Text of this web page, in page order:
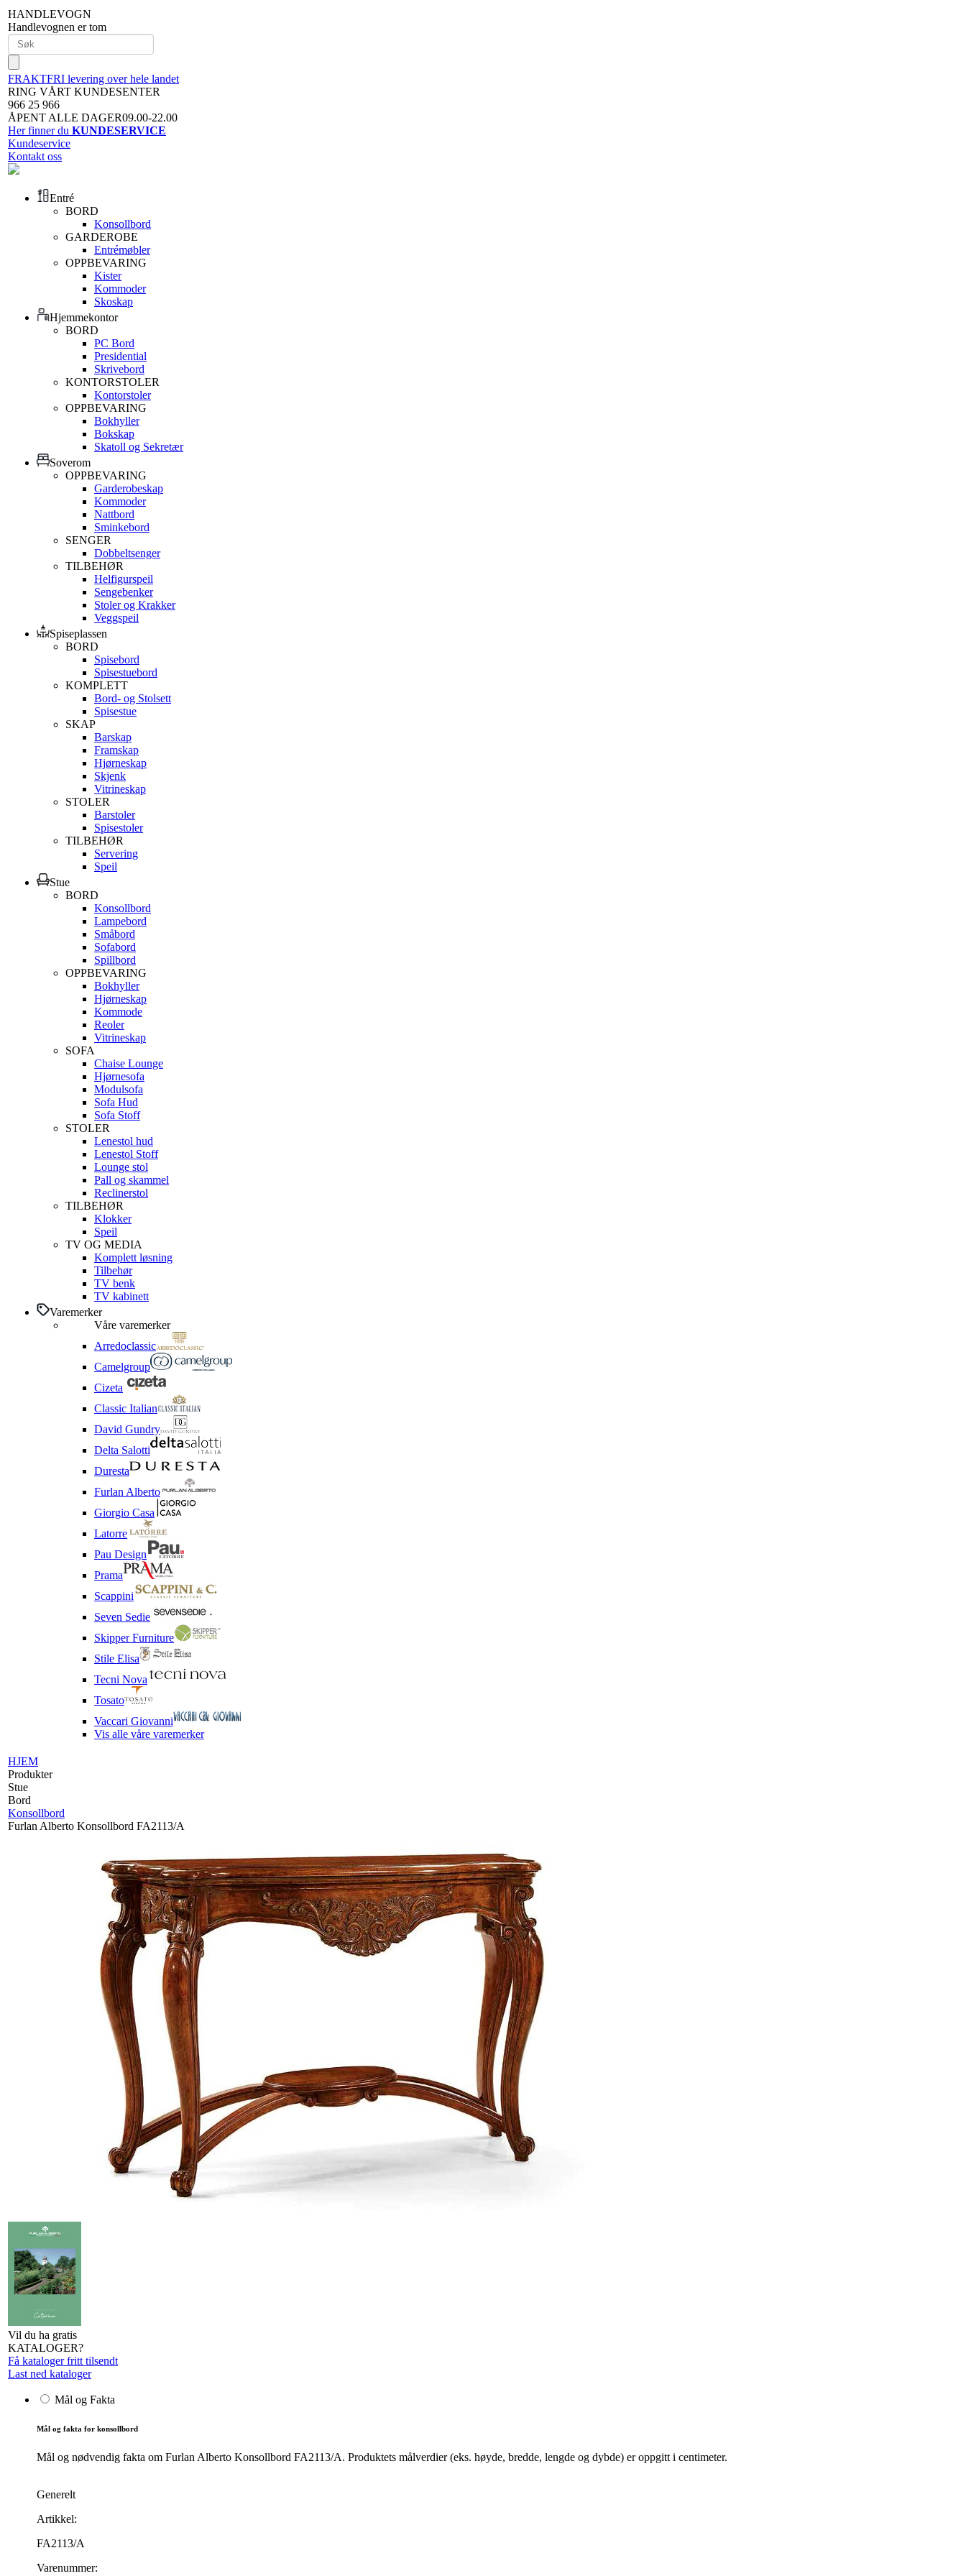
HANDLEVOGN
Handlevognen er tom
FRAKTFRI levering over hele landet
RING VÅRT KUNDESENTER
966 25 966
ÅPENT ALLE DAGER09.00-22.00
Her finner du KUNDESERVICE
Kundeservice
Kontakt oss
Entré
BORD
Konsollbord
GARDEROBE
Entrémøbler
OPPBEVARING
Kister
Kommoder
Skoskap
Hjemmekontor
BORD
PC Bord
Presidential
Skrivebord
KONTORSTOLER
Kontorstoler
OPPBEVARING
Bokhyller
Bokskap
Skatoll og Sekretær
Soverom
OPPBEVARING
Garderobeskap
Kommoder
Nattbord
Sminkebord
SENGER
Dobbeltsenger
TILBEHØR
Helfigurspeil
Sengebenker
Stoler og Krakker
Veggspeil
Spiseplassen
BORD
Spisebord
Spisestuebord
KOMPLETT
Bord- og Stolsett
Spisestue
SKAP
Barskap
Framskap
Hjørneskap
Skjenk
Vitrineskap
STOLER
Barstoler
Spisestoler
TILBEHØR
Servering
Speil
Stue
BORD
Konsollbord
Lampebord
Småbord
Sofabord
Spillbord
OPPBEVARING
Bokhyller
Hjørneskap
Kommode
Reoler
Vitrineskap
SOFA
Chaise Lounge
Hjørnesofa
Modulsofa
Sofa Hud
Sofa Stoff
STOLER
Lenestol hud
Lenestol Stoff
Lounge stol
Pall og skammel
Reclinerstol
TILBEHØR
Klokker
Speil
TV OG MEDIA
Komplett løsning
Tilbehør
TV benk
TV kabinett
Varemerker
Våre varemerker
Arredoclassic
Camelgroup
Cizeta
Classic Italian
David Gundry
Delta Salotti
Duresta
Furlan Alberto
Giorgio Casa
Latorre
Pau Design
Prama
Scappini
Seven Sedie
Skipper Furniture
Stile Elisa
Tecni Nova
Tosato
Vaccari Giovanni
Vis alle våre varemerker
HJEM
Produkter
Stue
Bord
Konsollbord
Furlan Alberto Konsollbord FA2113/A
Vil du ha gratis
KATALOGER?
Få kataloger fritt tilsendt
Last ned kataloger
Mål og Fakta
Mål og fakta for konsollbord
Mål og nødvendig fakta om Furlan Alberto Konsollbord FA2113/A. Produktets målverdier (eks. høyde, bredde, lengde og dybde) er oppgitt i centimeter.
Generelt
Artikkel:
FA2113/A
Varenummer: